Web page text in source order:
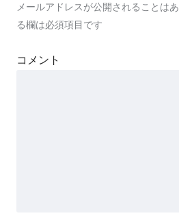
メールアドレスが公開されることはあ
る欄は必須項目です
コメント